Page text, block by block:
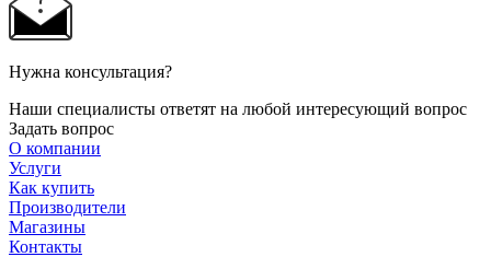
Нужна консультация?
Наши специалисты ответят на любой интересующий вопрос
Задать вопрос
О компании
Услуги
Как купить
Производители
Магазины
Контакты